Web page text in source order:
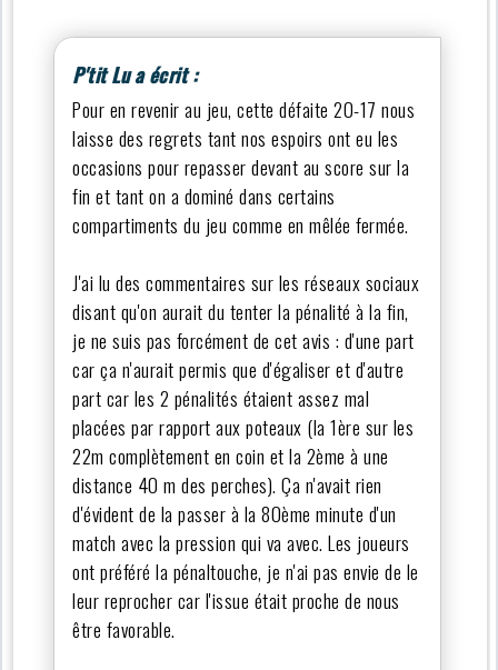
P'tit Lu a écrit :
Pour en revenir au jeu, cette défaite 20-17 nous
laisse des regrets tant nos espoirs ont eu les
occasions pour repasser devant au score sur la
fin et tant on a dominé dans certains
compartiments du jeu comme en mêlée fermée.
J'ai lu des commentaires sur les réseaux sociaux
disant qu'on aurait du tenter la pénalité à la fin,
je ne suis pas forcément de cet avis : d'une part
car ça n'aurait permis que d'égaliser et d'autre
part car les 2 pénalités étaient assez mal
placées par rapport aux poteaux (la 1ère sur les
22m complètement en coin et la 2ème à une
distance 40 m des perches). Ça n'avait rien
d'évident de la passer à la 80ème minute d'un
match avec la pression qui va avec. Les joueurs
ont préféré la pénaltouche, je n'ai pas envie de le
leur reprocher car l'issue était proche de nous
être favorable.